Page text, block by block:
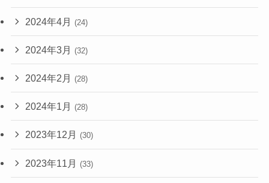
2024年4月 (24)
2024年3月 (32)
2024年2月 (28)
2024年1月 (28)
2023年12月 (30)
2023年11月 (33)